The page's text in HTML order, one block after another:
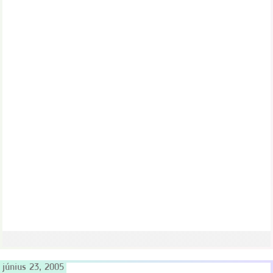
június 23, 2005